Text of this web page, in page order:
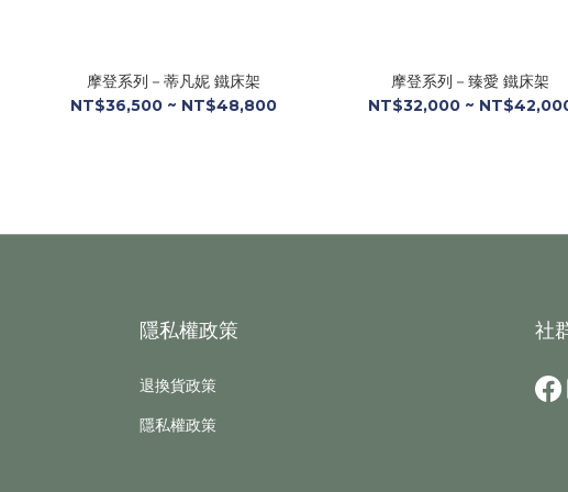
摩登系列－蒂凡妮 鐵床架
NT$36,500 ~ NT$48,800
摩登系列－臻愛 鐵床架
NT$32,000 ~
隱私權政策
退換貨政策
隱私權政策
社